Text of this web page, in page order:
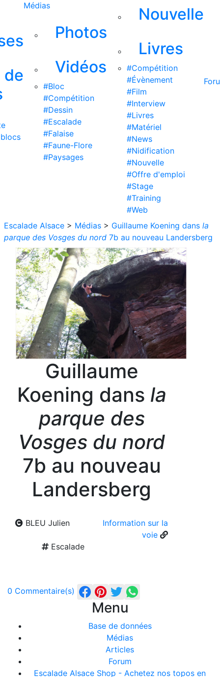
de
Médias
Photos
Vidéos
#Bloc
#Compétition
#Dessin
#Escalade
#Falaise
#Faune-Flore
#Paysages
Nouvelle
Livres
#Compétition
#Évènement
#Film
#Interview
#Livres
#Matériel
#News
#Nidification
#Nouvelle
#Offre d'emploi
#Stage
#Training
#Web
Escalade Alsace > Médias > Guillaume Koening dans la
parque des Vosges du nord 7b au nouveau Landersberg
Guillaume
Koening dans la
parque des
Vosges du nord
7b au nouveau
Landersberg
BLEU Julien
Information sur la
voie
Escalade
0 Commentaire(s)
Menu
Base de données
Médias
Articles
Forum
Escalade Alsace Shop - Achetez nos topos en